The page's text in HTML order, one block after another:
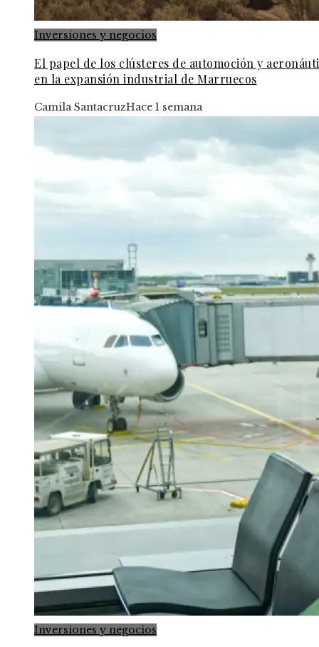
Inversiones y negocios
El papel de los clústeres de automoción y
en la expansión industrial de Marruecos
Camila SantacruzHace 1 semana
Inversiones y negocios